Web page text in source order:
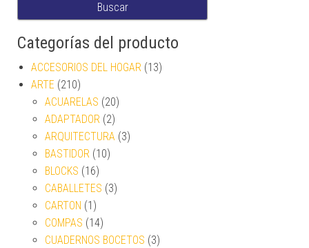
Buscar
Categorías del producto
ACCESORIOS DEL HOGAR (13)
ARTE (210)
ACUARELAS (20)
ADAPTADOR (2)
ARQUITECTURA (3)
BASTIDOR (10)
BLOCKS (16)
CABALLETES (3)
CARTON (1)
COMPAS (14)
CUADERNOS BOCETOS (3)